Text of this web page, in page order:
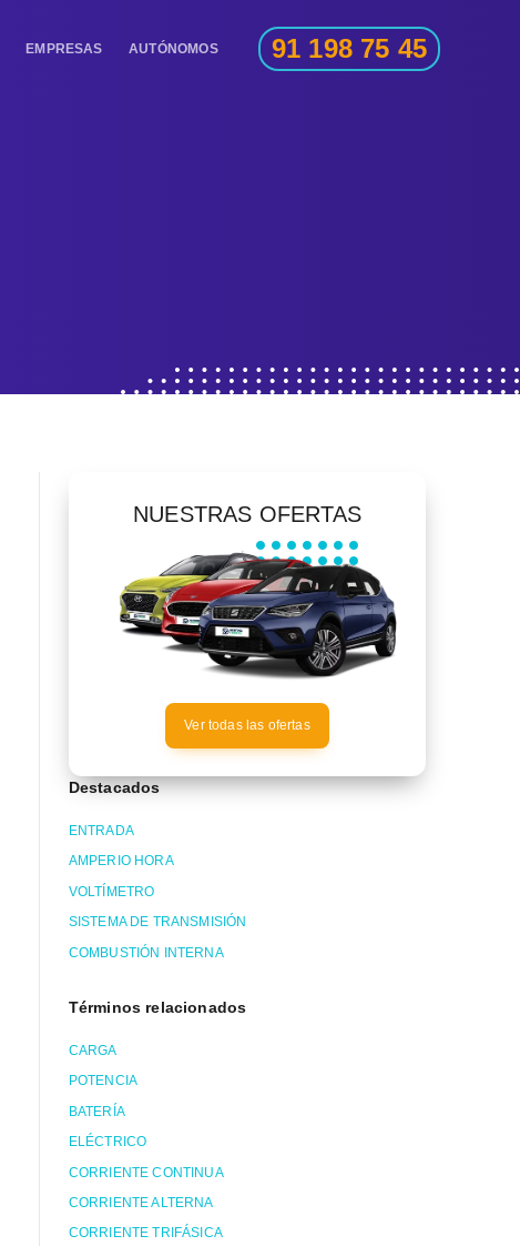
EMPRESAS AUTÓNOMOS 91 198 75 45
NUESTRAS OFERTAS
Ver todas las ofertas
Destacados
ENTRADA
AMPERIO HORA
VOLTÍMETRO
SISTEMA DE TRANSMISIÓN
COMBUSTIÓN INTERNA
Términos relacionados
CARGA
POTENCIA
BATERÍA
ELÉCTRICO
CORRIENTE CONTINUA
CORRIENTE ALTERNA
CORRIENTE TRIFÁSICA